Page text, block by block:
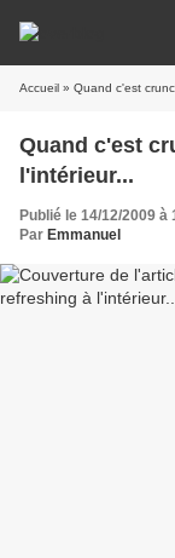
Accueil » Quand c'est
Quand c'est
l'intérieur...
Publié le 14/12/2009 à
Par Emmanuel